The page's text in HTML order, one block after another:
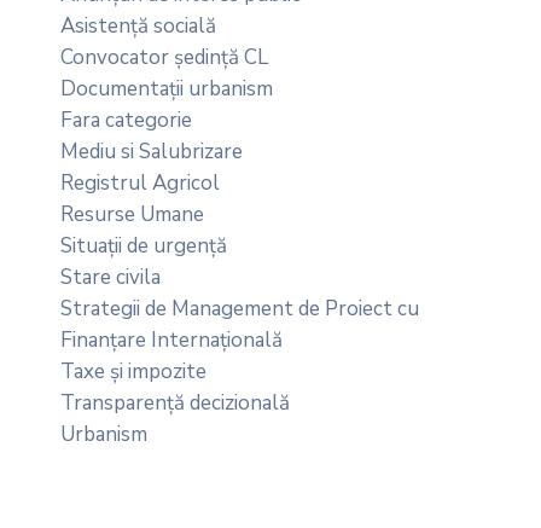
Asistență socială
Convocator ședință CL
Documentații urbanism
Fara categorie
Mediu si Salubrizare
Registrul Agricol
Resurse Umane
Situații de urgență
Stare civila
Strategii de Management de Proiect cu
Finanțare Internațională
Taxe și impozite
Transparență decizională
Urbanism